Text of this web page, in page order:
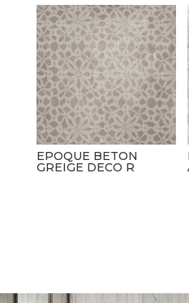
EPOQUE BETON
GREIGE DECO R